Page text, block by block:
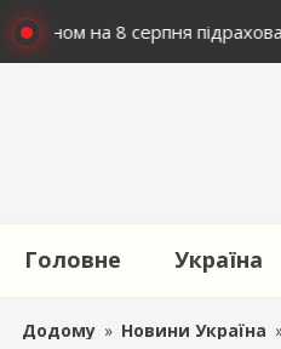
Станом на 8 серпня
Головне Україна
Додому » Новини Україна